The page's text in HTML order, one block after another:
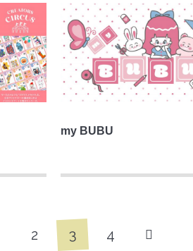
my BUBU
2 3 4